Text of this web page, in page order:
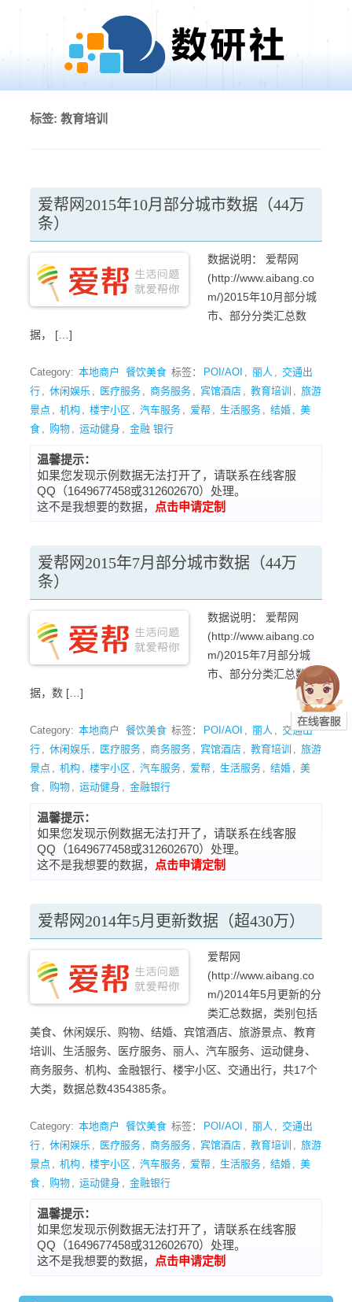
标签: 教育培训
爱帮网2015年10月部分城市数据（44万
条）
数据说明： 爱帮网
(http://www.aibang.co
m/)2015年10月部分城
市、部分分类汇总数
据， […]
Category: 本地商户 餐饮美食 标签： POI/AOI , 丽人 , 交通出
行 , 休闲娱乐 , 医疗服务 , 商务服务 , 宾馆酒店 , 教育培训 , 旅游
景点 , 机构 , 楼宇小区 , 汽车服务 , 爱帮 , 生活服务 , 结婚 , 美
食 , 购物 , 运动健身 , 金融 银行
温馨提示：
如果您发现示例数据无法打开了，请联系在线客服
QQ（1649677458或312602670）处理。
这不是我想要的数据，
点击申请定制
爱帮网2015年7月部分城市数据（44万
条）
数据说明： 爱帮网
(http://www.aibang.co
m/)2015年7月部分城
市、部分分类汇总数
据，数 […]
Category: 本地商户 餐饮美食 标签： POI/AOI , 丽人 , 交通出
行 , 休闲娱乐 , 医疗服务 , 商务服务 , 宾馆酒店 , 教育培训 , 旅游
景点 , 机构 , 楼宇小区 , 汽车服务 , 爱帮 , 生活服务 , 结婚 , 美
食 , 购物 , 运动健身 , 金融银行
温馨提示：
如果您发现示例数据无法打开了，请联系在线客服
QQ（1649677458或312602670）处理。
这不是我想要的数据，
点击申请定制
爱帮网2014年5月更新数据（超430万）
爱帮网
(http://www.aibang.co
m/)2014年5月更新的分
类汇总数据，类别包括
美食、休闲娱乐、购物、结婚、宾馆酒店、旅游景点、教育
培训、生活服务、医疗服务、丽人、汽车服务、运动健身、
商务服务、机构、金融银行、楼宇小区、交通出行，共17个
大类，数据总数4354385条。
Category: 本地商户 餐饮美食 标签： POI/AOI , 丽人 , 交通出
行 , 休闲娱乐 , 医疗服务 , 商务服务 , 宾馆酒店 , 教育培训 , 旅游
景点 , 机构 , 楼宇小区 , 汽车服务 , 爱帮 , 生活服务 , 结婚 , 美
食 , 购物 , 运动健身 , 金融银行
温馨提示：
如果您发现示例数据无法打开了，请联系在线客服
QQ（1649677458或312602670）处理。
这不是我想要的数据，
点击申请定制